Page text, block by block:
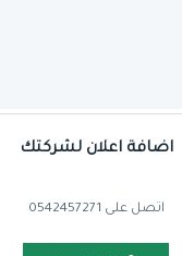
اضافة اعلان لشركتك
اتصل على 0542457271